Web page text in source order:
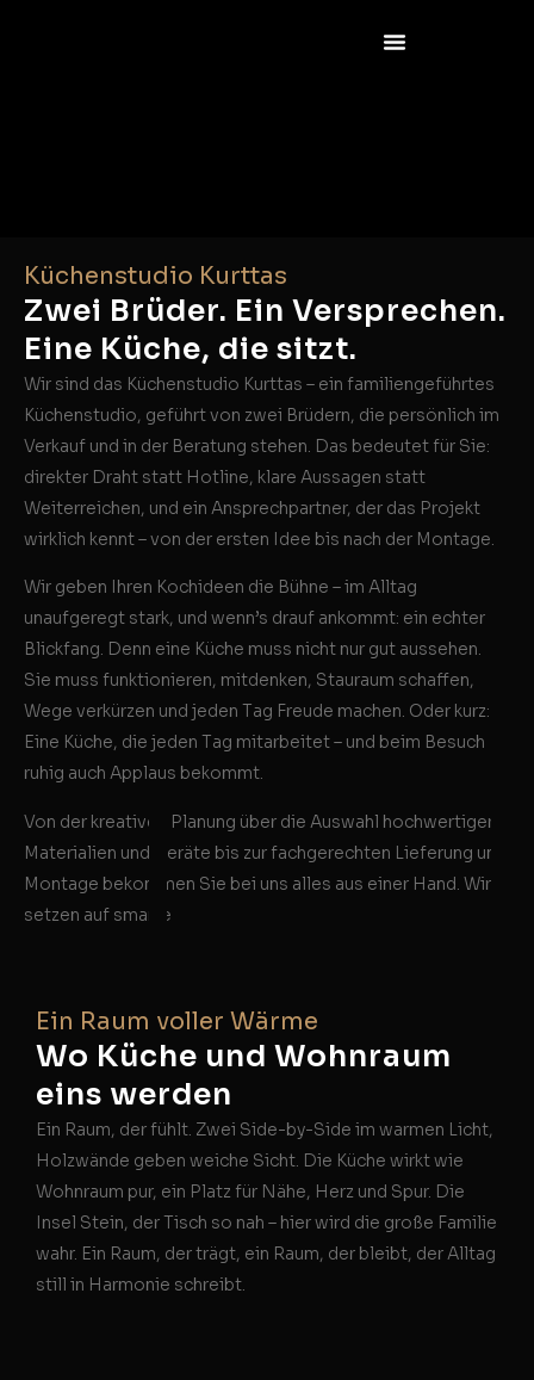
Küchenstudio Kurttas
Zwei Brüder. Ein Versprechen.
Eine Küche, die sitzt.
Wir sind das Küchenstudio Kurttas – ein familiengeführtes
Küchenstudio, geführt von zwei Brüdern, die persönlich im
Verkauf und in der Beratung stehen. Das bedeutet für Sie:
direkter Draht statt Hotline, klare Aussagen statt
Weiterreichen, und ein Ansprechpartner, der das Projekt
wirklich kennt – von der ersten Idee bis nach der Montage.
Wir geben Ihren Kochideen die Bühne – im Alltag
unaufgeregt stark, und wenn’s drauf ankommt: ein echter
Blickfang. Denn eine Küche muss nicht nur gut aussehen.
Sie muss funktionieren, mitdenken, Stauraum schaffen,
Wege verkürzen und jeden Tag Freude machen. Oder kurz:
Eine Küche, die jeden Tag mitarbeitet – und beim Besuch
ruhig auch Applaus bekommt.
Von der kreativen Planung über die Auswahl hochwertiger
Materialien und Geräte bis zur fachgerechten Lieferung und
Montage bekommen Sie bei uns alles aus einer Hand. Wir
setzen auf smarte
Ein Raum voller Wärme
Wo Küche und Wohnraum
eins werden
Ein Raum, der fühlt. Zwei Side-by-Side im warmen Licht,
Holzwände geben weiche Sicht. Die Küche wirkt wie
Wohnraum pur, ein Platz für Nähe, Herz und Spur. Die
Insel Stein, der Tisch so nah – hier wird die große Familie
wahr. Ein Raum, der trägt, ein Raum, der bleibt, der Alltag
still in Harmonie schreibt.